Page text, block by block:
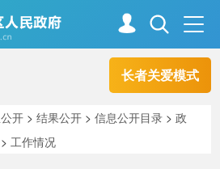
长者关爱模式
走进资阳
开 >结果公开 >信息公开目录 >政
>工作情况